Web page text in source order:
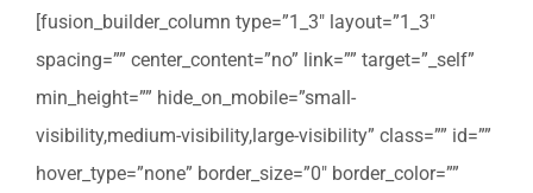
[fusion_builder_column type=”1_3″ layout=”1_3″
spacing=”” center_content=”no” link=”” target=”_self”
min_height=”” hide_on_mobile=”small-
visibility,medium-visibility,large-visibility” class=”” id=””
hover_type=”none” border_size=”0″ border_color=””